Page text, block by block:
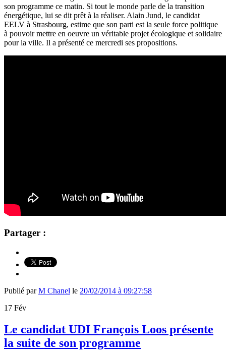
son programme ce matin. Si tout le monde parle de la transition
énergétique, lui se dit prêt à la réaliser. Alain Jund, le candidat
EELV à Strasbourg, estime que son parti est la seule force politique
à pouvoir mettre en oeuvre un véritable projet écologique et solidaire
pour la ville. Il a présenté ce mercredi ses propositions.
Partager :
Publié parM Chanel le 20/02/2014 à 09:27:58
17 Fév
Le candidat UDI François Loos présente
la suite de son programme